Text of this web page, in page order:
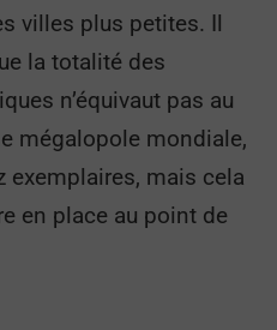
villes plus petites. Il
la totalité des
n’équivaut pas au
mégalopole mondiale,
exemplaires, mais cela
en place au point de